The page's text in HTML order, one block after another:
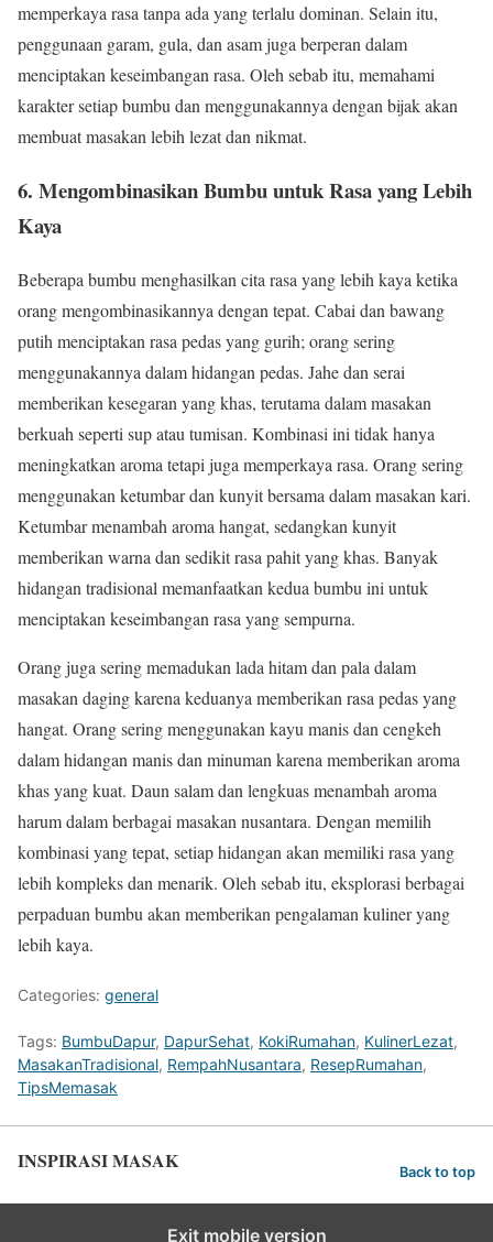
memperkaya rasa tanpa ada yang terlalu dominan. Selain itu,
penggunaan garam, gula, dan asam juga berperan dalam
menciptakan keseimbangan rasa. Oleh sebab itu, memahami
karakter setiap bumbu dan menggunakannya dengan bijak akan
membuat masakan lebih lezat dan nikmat.
6. Mengombinasikan Bumbu untuk Rasa yang Lebih
Kaya
Beberapa bumbu menghasilkan cita rasa yang lebih kaya ketika
orang mengombinasikannya dengan tepat. Cabai dan bawang
putih menciptakan rasa pedas yang gurih; orang sering
menggunakannya dalam hidangan pedas. Jahe dan serai
memberikan kesegaran yang khas, terutama dalam masakan
berkuah seperti sup atau tumisan. Kombinasi ini tidak hanya
meningkatkan aroma tetapi juga memperkaya rasa. Orang sering
menggunakan ketumbar dan kunyit bersama dalam masakan kari.
Ketumbar menambah aroma hangat, sedangkan kunyit
memberikan warna dan sedikit rasa pahit yang khas. Banyak
hidangan tradisional memanfaatkan kedua bumbu ini untuk
menciptakan keseimbangan rasa yang sempurna.
Orang juga sering memadukan lada hitam dan pala dalam
masakan daging karena keduanya memberikan rasa pedas yang
hangat. Orang sering menggunakan kayu manis dan cengkeh
dalam hidangan manis dan minuman karena memberikan aroma
khas yang kuat. Daun salam dan lengkuas menambah aroma
harum dalam berbagai masakan nusantara. Dengan memilih
kombinasi yang tepat, setiap hidangan akan memiliki rasa yang
lebih kompleks dan menarik. Oleh sebab itu, eksplorasi berbagai
perpaduan bumbu akan memberikan pengalaman kuliner yang
lebih kaya.
Categories: general
Tags: BumbuDapur, DapurSehat, KokiRumahan, KulinerLezat,
MasakanTradisional, RempahNusantara, ResepRumahan,
TipsMemasak
INSPIRASI MASAK Back to top
Exit mobile version